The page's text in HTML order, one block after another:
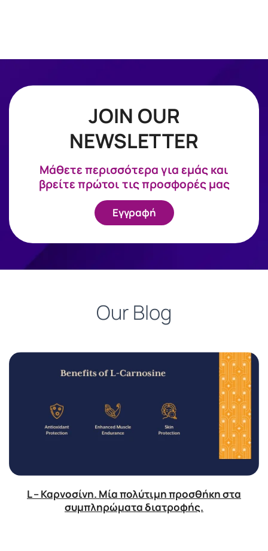
JOIN OUR
NEWSLETTER
Mάθετε περισσότερα για εμάς και
βρείτε πρώτοι τις προσφορές μας
Εγγραφή
Our Blog
L – Καρνοσίνη. Μία πολύτιμη προσθήκη στα
συμπληρώματα διατροφής.